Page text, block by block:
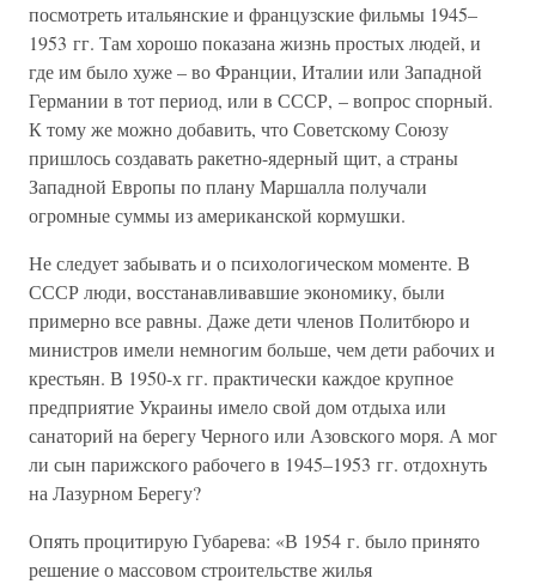
посмотреть итальянские и французские фильмы 1945–
1953 гг. Там хорошо показана жизнь простых людей, и
где им было хуже – во Франции, Италии или Западной
Германии в тот период, или в СССР, – вопрос спорный.
К тому же можно добавить, что Советскому Союзу
пришлось создавать ракетно-ядерный щит, а страны
Западной Европы по плану Маршалла получали
огромные суммы из американской кормушки.
Не следует забывать и о психологическом моменте. В
СССР люди, восстанавливавшие экономику, были
примерно все равны. Даже дети членов Политбюро и
министров имели немногим больше, чем дети рабочих и
крестьян. В 1950-х гг. практически каждое крупное
предприятие Украины имело свой дом отдыха или
санаторий на берегу Черного или Азовского моря. А мог
ли сын парижского рабочего в 1945–1953 гг. отдохнуть
на Лазурном Берегу?
Опять процитирую Губарева: «В 1954 г. было принято
решение о массовом строительстве жилья